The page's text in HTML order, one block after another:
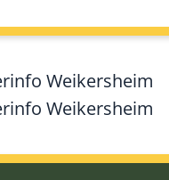
Weikersheim
Weikersheim